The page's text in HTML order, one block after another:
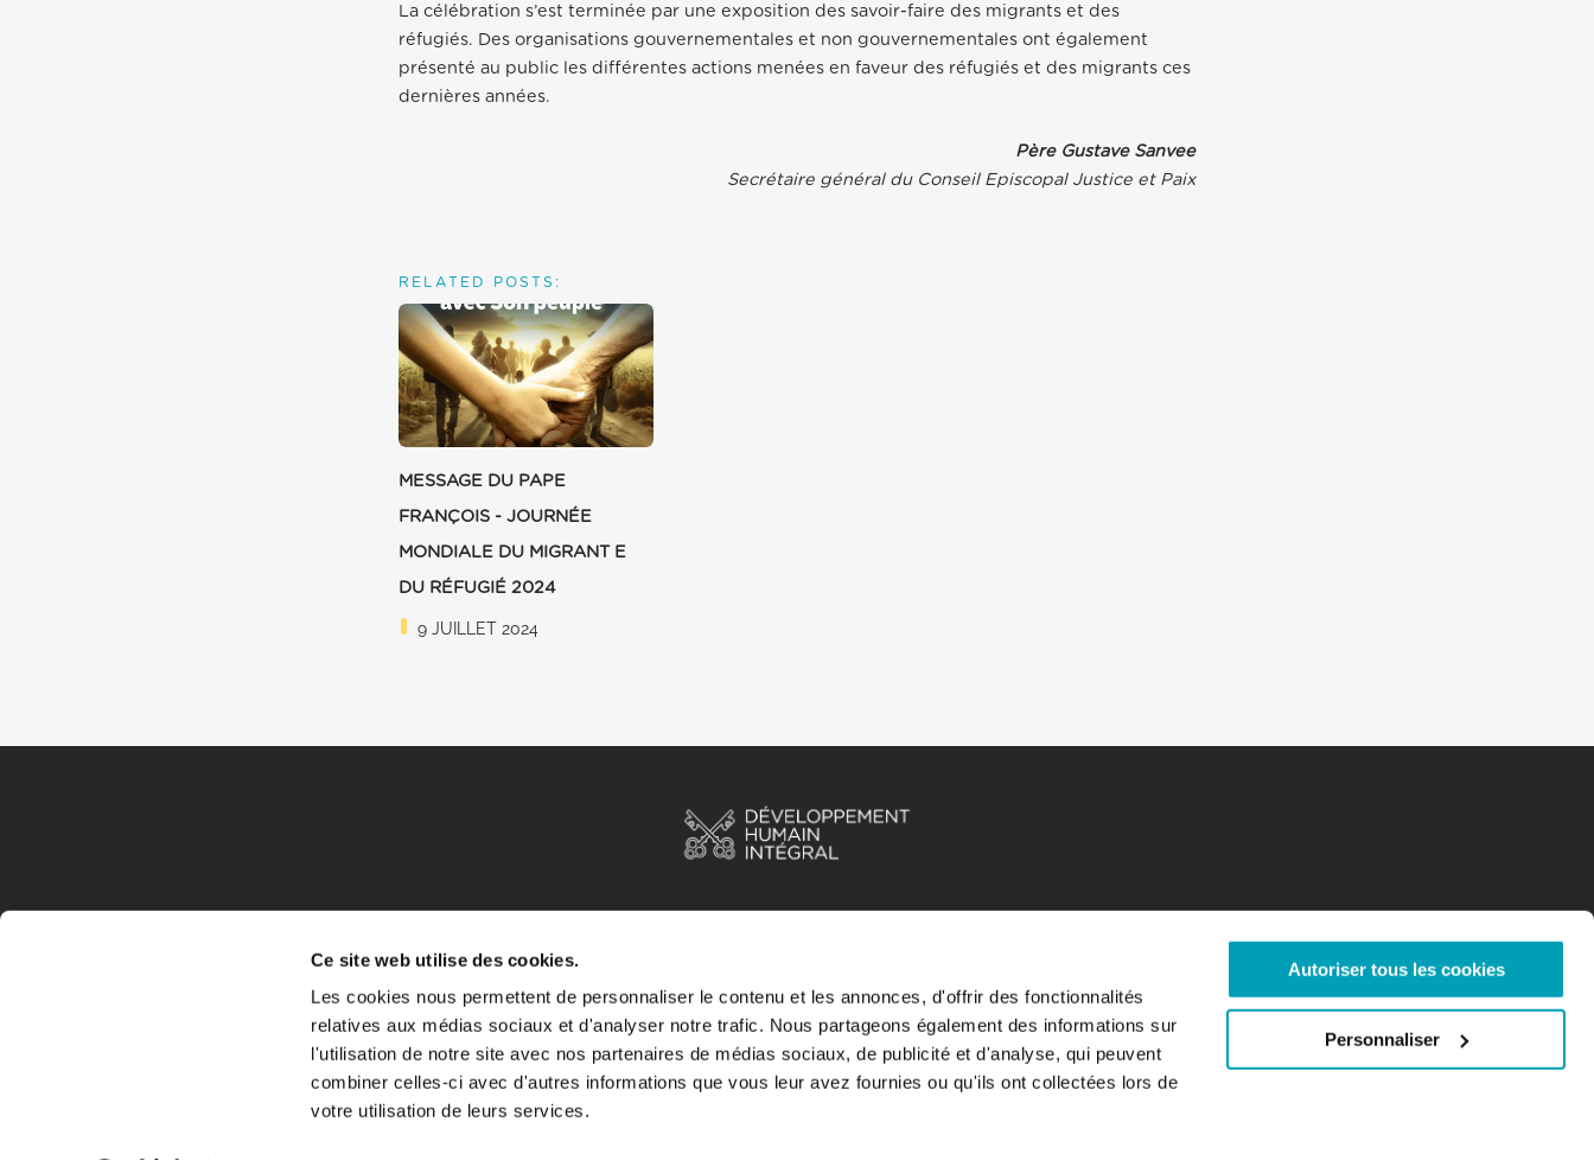
Ce site web utilise des cookies.
Les cookies nous permettent de personnaliser le contenu et les annonces, d'offrir des fonctionnalités
relatives aux médias sociaux et d'analyser notre trafic. Nous partageons également des informations sur
l'utilisation de notre site avec nos partenaires de médias sociaux, de publicité et d'analyse, qui peuvent
combiner celles-ci avec d'autres informations que vous leur avez fournies ou qu'ils ont collectées lors de
votre utilisation de leurs services.
Autoriser tous les cookies
Personnaliser
La célébration s’est terminée par une exposition des savoir-faire des migrants et des
réfugiés. Des organisations gouvernementales et non gouvernementales ont également
présenté au public les différentes actions menées en faveur des réfugiés et des migrants ces
dernières années.
Père Gustave Sanvee
Secrétaire général du Conseil Episcopal Justice et Paix
RELATED POSTS:
MESSAGE DU PAPE
FRANÇOIS - JOURNÉE
MONDIALE DU MIGRANT E
DU RÉFUGIÉ 2024
9 JUILLET 2024